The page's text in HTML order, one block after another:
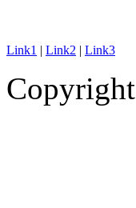
Link1 | Link2 | Link3